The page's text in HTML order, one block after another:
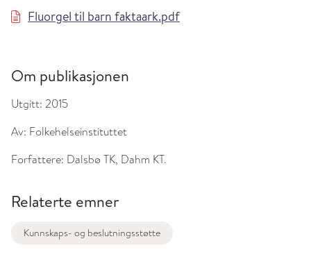
Fluorgel til barn faktaark.pdf
Om publikasjonen
Utgitt: 2015
Av: Folkehelseinstituttet
Forfattere: Dalsbø TK, Dahm KT.
Relaterte emner
Kunnskaps- og beslutningsstøtte